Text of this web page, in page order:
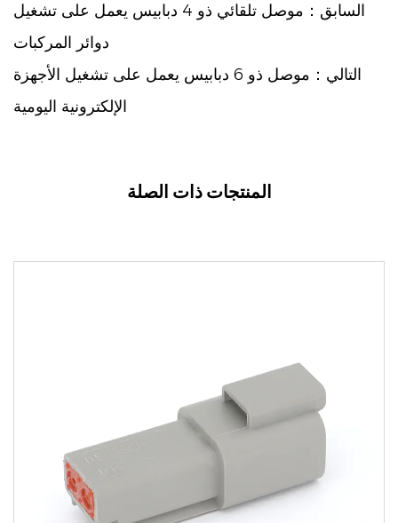
السابق：موصل تلقائي ذو 4 دبابيس يعمل على تشغيل
دوائر المركبات
التالي：موصل ذو 6 دبابيس يعمل على تشغيل الأجهزة
الإلكترونية اليومية
المنتجات ذات الصلة